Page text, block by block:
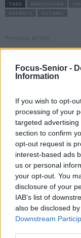
Focus-Senior -
Information
If you wish to opt-
processing of your
targeted
section to confirm
opt-out request is
interest-based ads
us or personal
your opt-out. You
disclosure of your
IAB’s list of
also be disclosed
Downstream
TAGS
Faire la grasse
mauvais pour la
RELATED